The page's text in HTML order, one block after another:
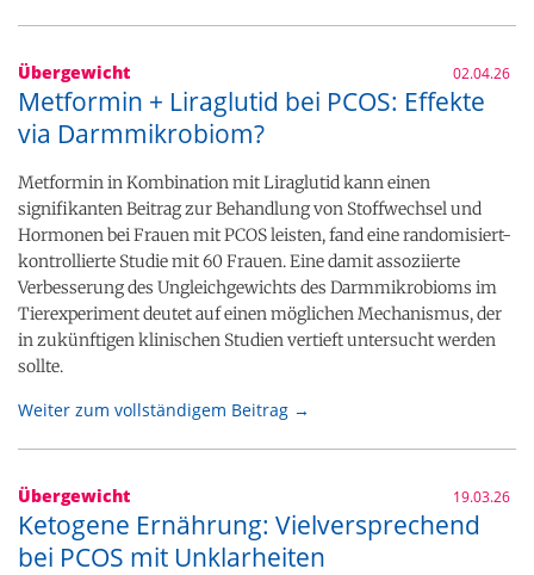
Übergewicht 02.04.26
Metformin + Liraglutid bei PCOS: Effekte
via Darmmikrobiom?
Metformin in Kombination mit Liraglutid kann einen
signifikanten Beitrag zur Behandlung von Stoffwechsel und
Hormonen bei Frauen mit PCOS leisten, fand eine randomisiert-
kontrollierte Studie mit 60 Frauen. Eine damit assoziierte
Verbesserung des Ungleichgewichts des Darmmikrobioms im
Tierexperiment deutet auf einen möglichen Mechanismus, der
in zukünftigen klinischen Studien vertieft untersucht werden
sollte.
Weiter zum vollständigem Beitrag →
Übergewicht 19.03.26
Ketogene Ernährung: Vielversprechend
bei PCOS mit Unklarheiten